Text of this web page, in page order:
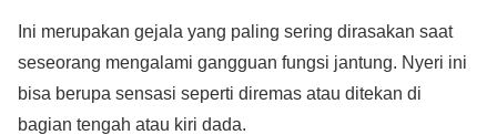
Ini merupakan gejala yang paling sering dirasakan saat
seseorang mengalami gangguan fungsi jantung. Nyeri ini
bisa berupa sensasi seperti diremas atau ditekan di
bagian tengah atau kiri dada.